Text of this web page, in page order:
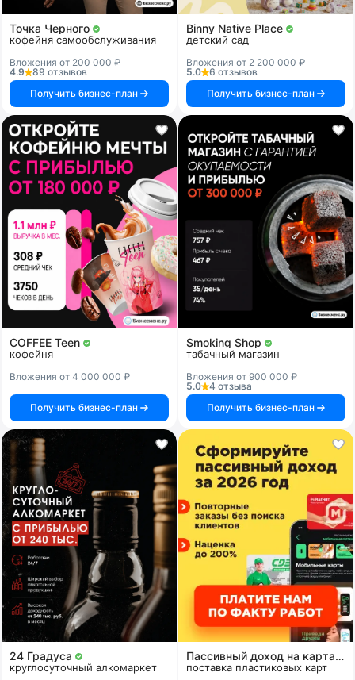
Точка Черного
кофейня самообслуживания
Вложения от 200 000 ₽
4.9
89 отзывов
Получить бизнес-план
Binny Native Place
детский сад
Вложения от 2 200 000 ₽
5.0
6 отзывов
Получить бизнес-план
COFFEE Teen
кофейня
Вложения от 4 000 000 ₽
Получить бизнес-план
Smoking Shop
табачный магазин
Вложения от 900 000 ₽
5.0
4 отзыва
Получить бизнес-план
24 Градуса
круглосуточный алкомаркет
Пассивный доход на картах и системах
поставка пластиковых карт